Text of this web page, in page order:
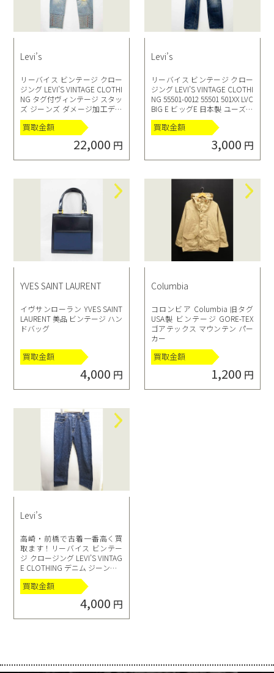
Levi’s
リーバイス ビンテージ クロー
ジング LEVI’S VINTAGE CLOTHI
NG タグ付ヴィンテージ スタッ
ズ ジーンズ ダメージ加工デニ
ム 55501-0008 1955 50 W32 ウォ
ッシュブルー
買取金額
22,000 円
Levi’s
リーバイス ビンテージ クロー
ジング LEVI’S VINTAGE CLOTHI
NG 55501-0012 55501 501XX LVC
BIG E ビッグE 日本製 ユーズド
加工 デニムパンツ ジーンズ W
31
買取金額
3,000 円
YVES SAINT LAURENT
イヴサンローラン YVES SAINT
LAURENT 美品 ビンテージ ハン
ドバッグ
買取金額
4,000 円
Columbia
コロンビア Columbia 旧タグ
USA製 ビンテージ GORE-TEX
ゴアテックス マウンテン パー
カー
買取金額
1,200 円
Levi’s
高崎・前橋で古着一番高く買
取ます！リーバイス ビンテー
ジ クロージング LEVI’S VINTAG
E CLOTHING デニム ジーンズ L
VC 復刻 1966’s 501 34 メンズ高
崎駅前店
買取金額
4,000 円